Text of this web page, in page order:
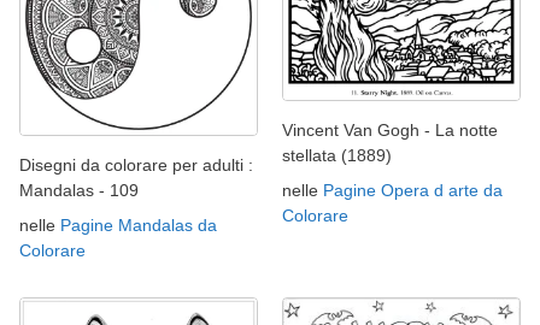
Disegni da colorare per adulti :
Mandalas - 109
nelle Pagine Mandalas da
Colorare
Vincent Van Gogh - La notte
stellata (1889)
nelle Pagine Opera d arte da
Colorare